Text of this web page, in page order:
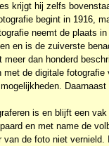
krijgt hij zelfs
begint in 1916,
neemt de plaats
en is de zuiverste
meer dan honderd
met de digitale
is en blijft een
en met name de
van de foto niet